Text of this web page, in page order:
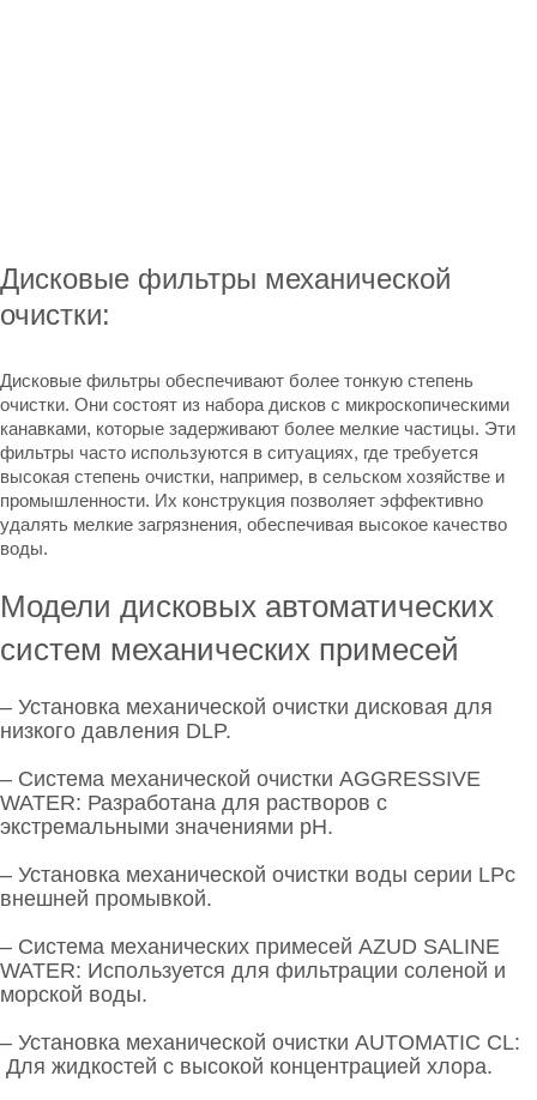
Дисковые фильтры механической
очистки:
Дисковые фильтры обеспечивают более тонкую степень
очистки. Они состоят из набора дисков с микроскопическими
канавками, которые задерживают более мелкие частицы. Эти
фильтры часто используются в ситуациях, где требуется
высокая степень очистки, например, в сельском хозяйстве и
промышленности. Их конструкция позволяет эффективно
удалять мелкие загрязнения, обеспечивая высокое качество
воды.
Модели дисковых автоматических
систем механических примесей
– Установка механической очистки дисковая для
низкого давления DLP.
– Система механической очистки AGGRESSIVE
WATER: Разработана для растворов с
экстремальными значениями pH.
– Установка механической очистки воды серии LPс
внешней промывкой.
– Система механических примесей AZUD SALINE
WATER: Используется для фильтрации соленой и
морской воды.
– Установка механической очистки AUTOMATIC CL:
Для жидкостей с высокой концентрацией хлора.